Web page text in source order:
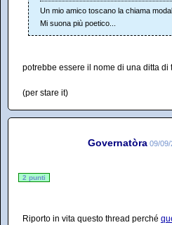
Un mio amico toscano la chiama
Mi suona più poetico...
potrebbe essere il nome di una ditta di
(per stare it)
Governatòra 09/
2 punti
Riporto in vita questo thread perché